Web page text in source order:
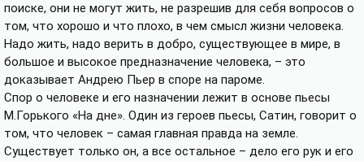
поиске, они не могут жить, не разрешив для себя вопросов о
том, что хорошо и что плохо, в чем смысл жизни человека.
Надо жить, надо верить в добро, существующее в мире, в
большое и высокое предназначение человека, – это
доказывает Андрею Пьер в споре на пароме.
Спор о человеке и его назначении лежит в основе пьесы
М.Горького «На дне». Один из героев пьесы, Сатин, говорит о
том, что человек – самая главная правда на земле.
Существует только он, а все остальное – дело его рук и его